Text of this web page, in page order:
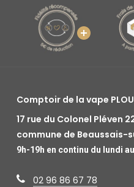
Comptoir de la vape
17 rue du Colonel Pléven
commune de Beaussais-
9h-19h en continu du lundi
02 96 86 67 78